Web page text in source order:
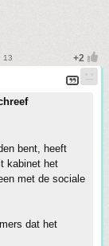
13
bent, heeft
kabinet het
met de sociale
dat het